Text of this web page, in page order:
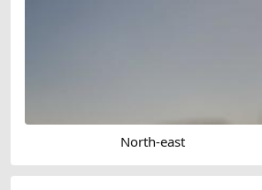
North-east